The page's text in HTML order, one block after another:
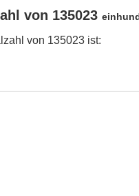
von 135023
von 135023 ist: